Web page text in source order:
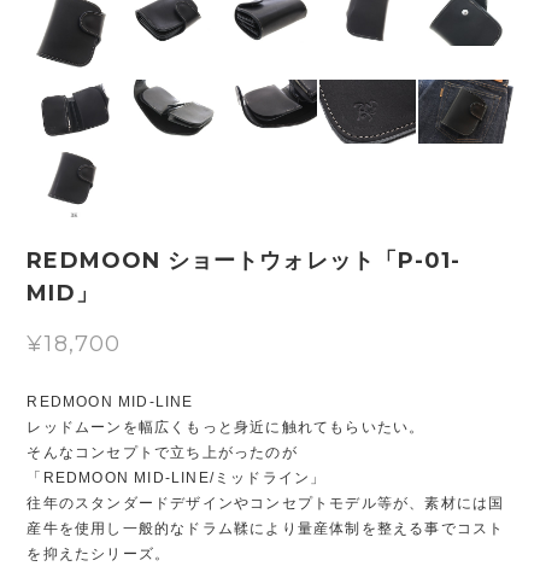
REDMOON ショートウォレット「P-01-
MID」
¥18,700
REDMOON MID-LINE
レッドムーンを幅広くもっと身近に触れてもらいたい。
そんなコンセプトで立ち上がったのが
「REDMOON MID-LINE/ミッドライン」
往年のスタンダードデザインやコンセプトモデル等が、素材には国
産牛を使用し一般的なドラム鞣により量産体制を整える事でコスト
を抑えたシリーズ。